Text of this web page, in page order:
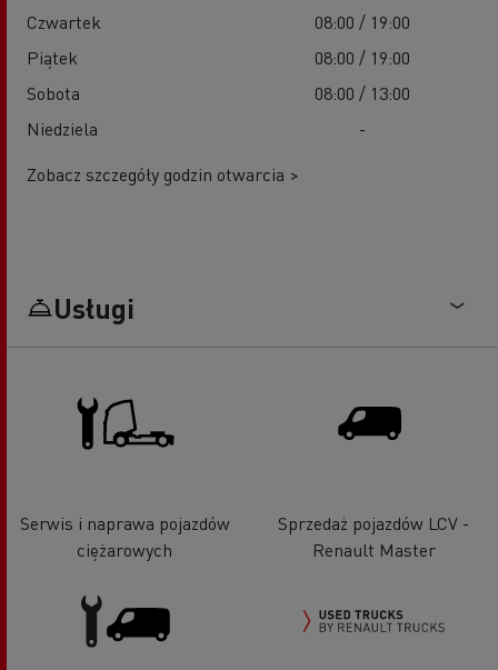
Czwartek
08:00 / 19:00
Piątek
08:00 / 19:00
Sobota
08:00 / 13:00
Niedziela
-
Zobacz szczegóły godzin otwarcia >
Usługi
Serwis i naprawa pojazdów
ciężarowych
Sprzedaż pojazdów LCV -
Renault Master